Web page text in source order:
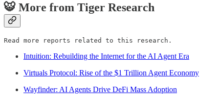
🐯 More from Tiger Research
Read more reports related to this research.
Intuition: Rebuilding the Internet for the AI Agent Era
Virtuals Protocol: Rise of the $1 Trillion Agent Economy
Wayfinder: AI Agents Drive DeFi Mass Adoption